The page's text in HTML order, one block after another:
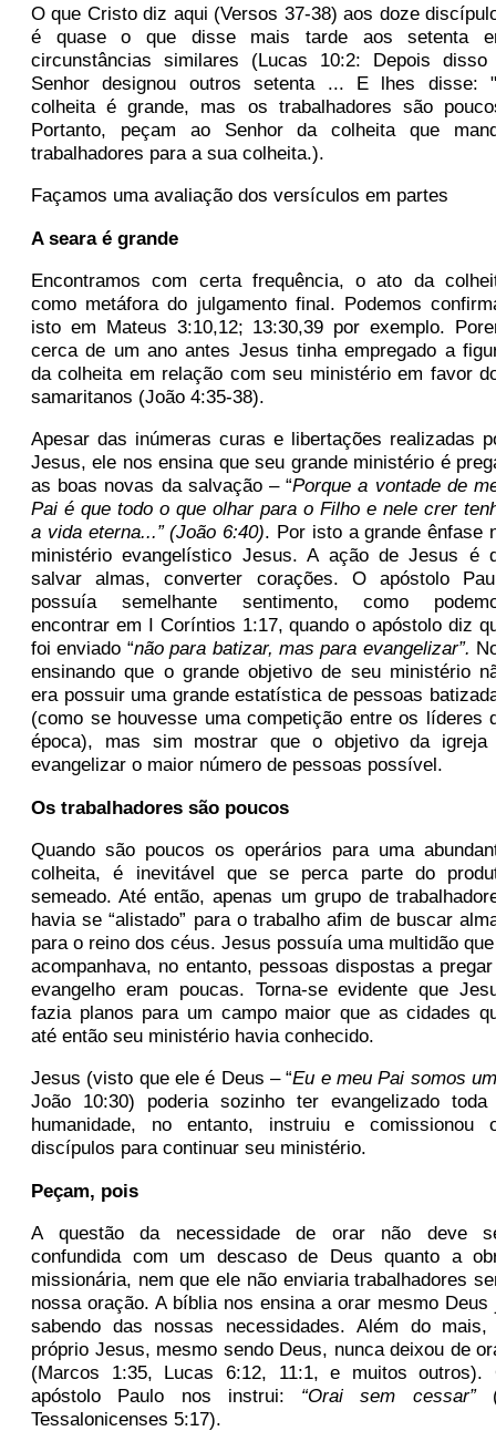
O que Cristo diz aqui (Versos 37-38) aos doze
é quase o que disse mais tarde aos setenta
circunstâncias similares (Lucas 10:2: Depois disso
Senhor designou outros setenta ... E lhes disse:
colheita é grande, mas os trabalhadores são
Portanto, peçam ao Senhor da colheita que
trabalhadores para a sua colheita.).
Façamos uma avaliação dos versículos em partes
A seara é grande
Encontramos com certa frequência, o ato da
como metáfora do julgamento final. Podemos
isto em Mateus 3:10,12; 13:30,39 por exemplo.
cerca de um ano antes Jesus tinha empregado a
da colheita em relação com seu ministério em favor
samaritanos (João 4:35-38).
Apesar das inúmeras curas e libertações realizadas
Jesus, ele nos ensina que seu grande ministério é
as boas novas da salvação – “Porque a vontade de
Pai é que todo o que olhar para o Filho e nele crer
a vida eterna...” (João 6:40). Por isto a grande ênfase
ministério evangelístico Jesus. A ação de Jesus é
salvar almas, converter corações. O apóstolo
possuía semelhante sentimento, como
encontrar em I Coríntios 1:17, quando o apóstolo diz
foi enviado “não para batizar, mas para evangelizar”.
ensinando que o grande objetivo de seu ministério
era possuir uma grande estatística de pessoas
(como se houvesse uma competição entre os líderes
época), mas sim mostrar que o objetivo da igreja
evangelizar o maior número de pessoas possível.
Os trabalhadores são poucos
Quando são poucos os operários para uma
colheita, é inevitável que se perca parte do
semeado. Até então, apenas um grupo de
havia se “alistado” para o trabalho afim de buscar
para o reino dos céus. Jesus possuía uma multidão
acompanhava, no entanto, pessoas dispostas a
evangelho eram poucas. Torna-se evidente que
fazia planos para um campo maior que as cidades
até então seu ministério havia conhecido.
Jesus (visto que ele é Deus – “Eu e meu Pai somos
João 10:30) poderia sozinho ter evangelizado toda
humanidade, no entanto, instruiu e comissionou
discípulos para continuar seu ministério.
Peçam, pois
A questão da necessidade de orar não deve
confundida com um descaso de Deus quanto a
missionária, nem que ele não enviaria trabalhadores
nossa oração. A bíblia nos ensina a orar mesmo Deus
sabendo das nossas necessidades. Além do mais,
próprio Jesus, mesmo sendo Deus, nunca deixou de
(Marcos 1:35, Lucas 6:12, 11:1, e muitos outros).
apóstolo Paulo nos instrui: “Orai sem cessar”
Tessalonicenses 5:17).